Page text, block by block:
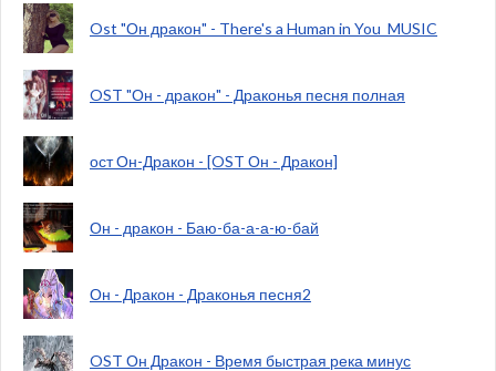
Ost "Он дракон" - There's a Human in You_MUSIC
OST "Он - дракон" - Драконья песня полная
ост Он-Дракон - [OST Он - Дракон]
Он - дракон - Баю-ба-а-а-ю-бай
Он - Дракон - Драконья песня2
OST Он Дракон - Время быстрая река минус